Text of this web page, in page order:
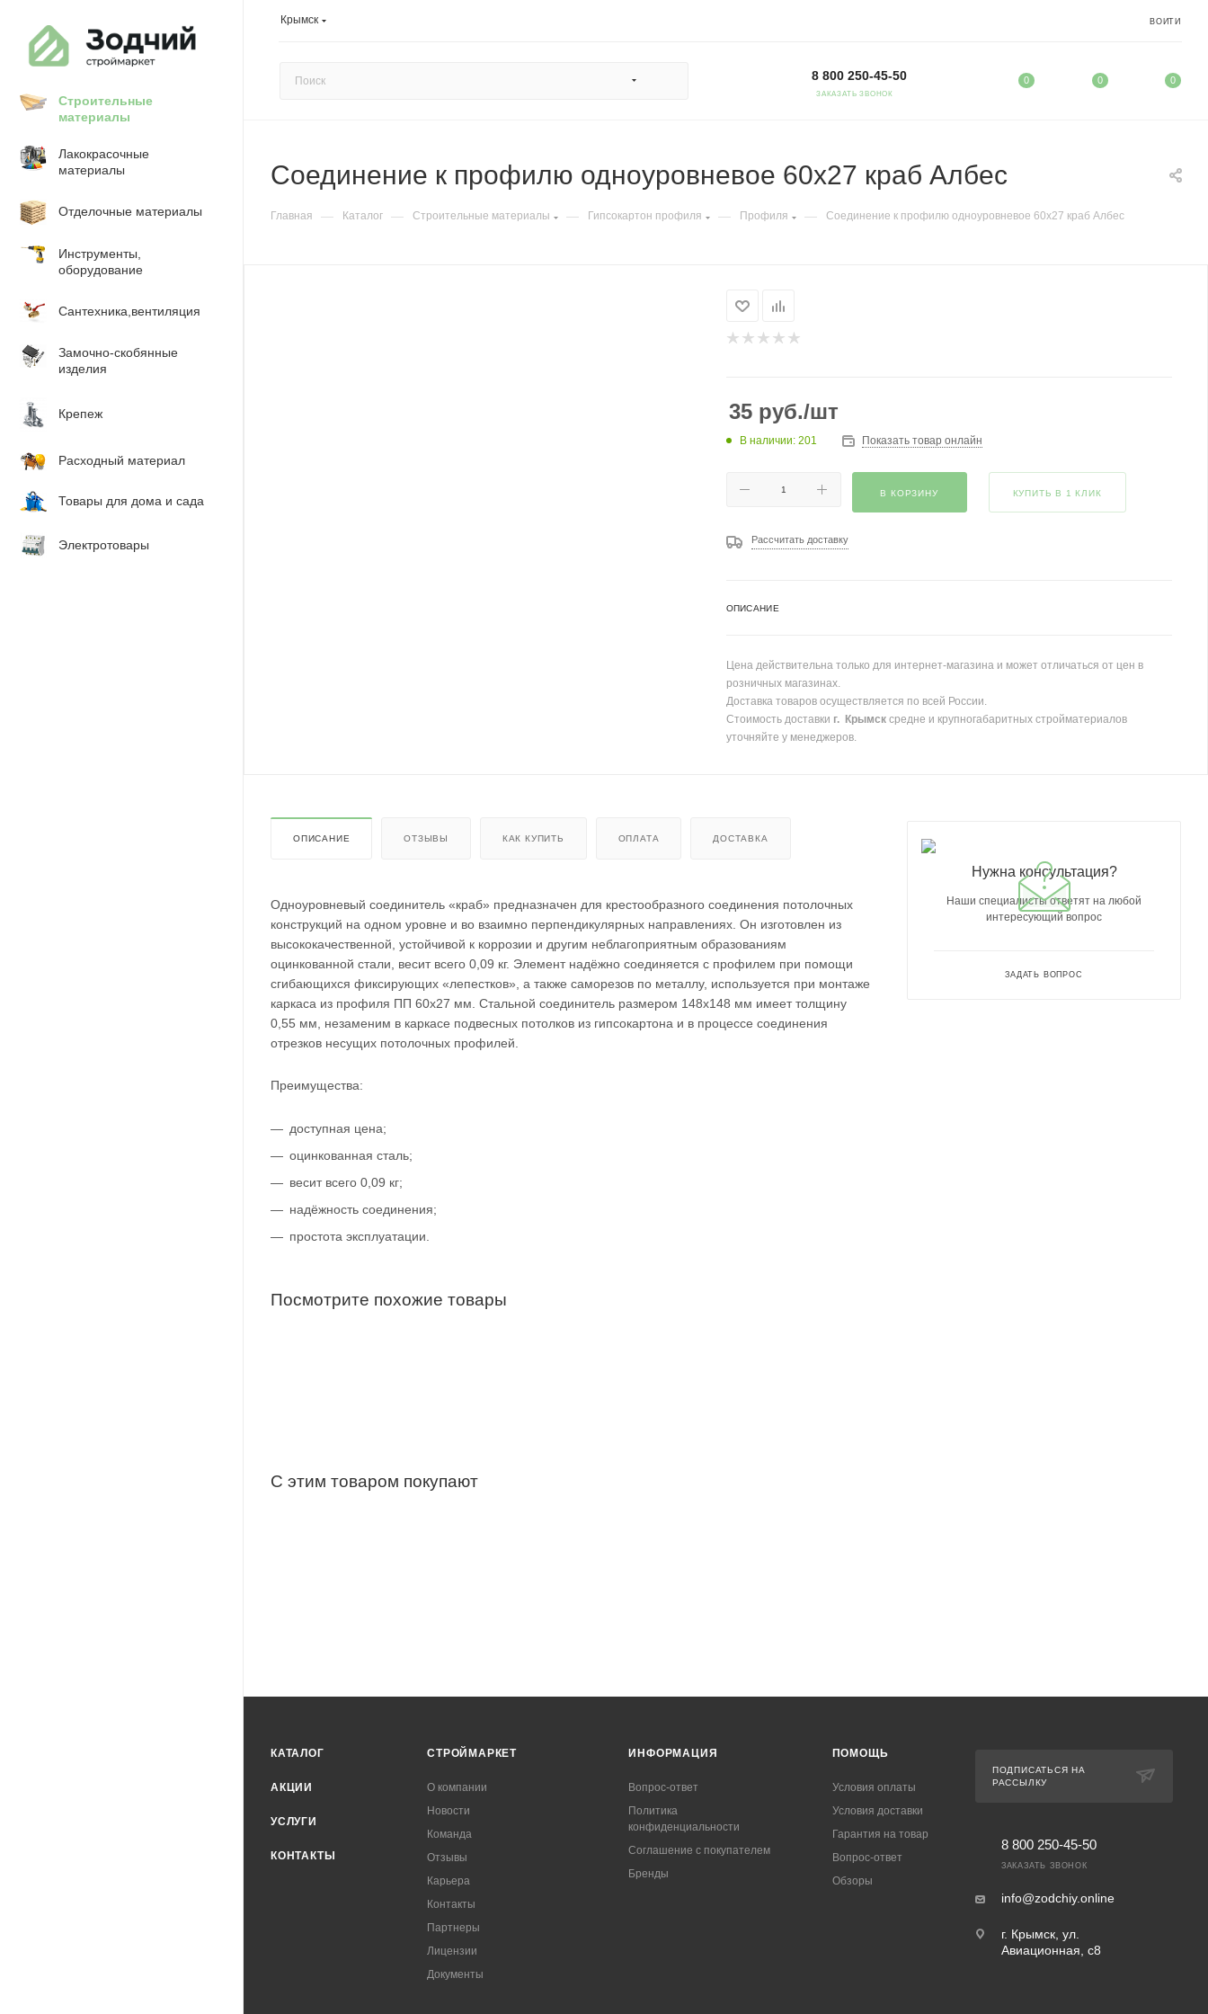
Крымск ВОЙТИ
8 800 250-45-50
ЗАКАЗАТЬ ЗВОНОК
0 0 0
Строительные
материалы
Лакокрасочные
материалы
Отделочные материалы
Инструменты,
оборудование
Сантехника,вентиляция
Замочно-скобянные
изделия
Крепеж
Расходный материал
Товары для дома и сада
Электротовары
Соединение к профилю одноуровневое 60х27 краб Албес
Главная — Каталог — Строительные материалы — Гипсокартон профиля — Профиля — Соединение к профилю одноуровневое 60х27 краб Албес
35руб./шт
В наличии: 201 Показать товар онлайн
В КОРЗИНУ КУПИТЬ В 1 КЛИК
Рассчитать доставку
ОПИСАНИЕ
Цена действительна только для интернет-магазина и может отличаться от цен в
розничных магазинах.
Доставка товаров осуществляется по всей России.
Стоимость доставки г. Крымсксредне и крупногабаритных стройматериалов
уточняйте у менеджеров.
ОПИСАНИЕ ОТЗЫВЫ КАК КУПИТЬ ОПЛАТА ДОСТАВКА
Одноуровневый соединитель «краб» предназначен для крестообразного соединения потолочных
конструкций на одном уровне и во взаимно перпендикулярных направлениях. Он изготовлен из
высококачественной, устойчивой к коррозии и другим неблагоприятным образованиям
оцинкованной стали, весит всего 0,09 кг. Элемент надёжно соединяется с профилем при помощи
сгибающихся фиксирующих «лепестков», а также саморезов по металлу, используется при монтаже
каркаса из профиля ПП 60х27 мм. Стальной соединитель размером 148х148 мм имеет толщину
0,55 мм, незаменим в каркасе подвесных потолков из гипсокартона и в процессе соединения
отрезков несущих потолочных профилей.
Преимущества:
доступная цена;
оцинкованная сталь;
весит всего 0,09 кг;
надёжность соединения;
простота эксплуатации.
Посмотрите похожие товары
С этим товаром покупают
Нужна консультация?
Наши специалисты ответят на любой
интересующий вопрос
ЗАДАТЬ ВОПРОС
КАТАЛОГ
АКЦИИ
УСЛУГИ
КОНТАКТЫ
СТРОЙМАРКЕТ
О компании
Новости
Команда
Отзывы
Карьера
Контакты
Партнеры
Лицензии
Документы
ИНФОРМАЦИЯ
Вопрос-ответ
Политика
конфиденциальности
Соглашение с покупателем
Бренды
ПОМОЩЬ
Условия оплаты
Условия доставки
Гарантия на товар
Вопрос-ответ
Обзоры
ПОДПИСАТЬСЯ НА
РАССЫЛКУ
8 800 250-45-50
ЗАКАЗАТЬ ЗВОНОК
info@zodchiy.online
г. Крымск, ул.
Авиационная, с8